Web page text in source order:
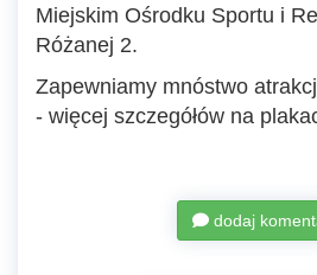
Miejskim Ośrodku Sportu i
Różanej 2.
Zapewniamy mnóstwo
- więcej szczegółów na
dodaj